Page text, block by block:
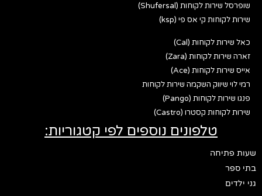
שופרסל שירות לקוחות (Shufersal)
שירות לקוחות קי אס פי (ksp)
כאל שירות לקוחות (Cal)
זארה שירות לקוחות (Zara)
אייס שירות לקוחות (Ace)
רמי לוי שיווק השקמה שירות לקוחות
פנגו שירות לקוחות (Pango)
שירות לקוחות קסטרו (Castro)
טלפונים נוספים לפי קטגוריות:
שעות פתיחה
בתי ספר
גני ילדים